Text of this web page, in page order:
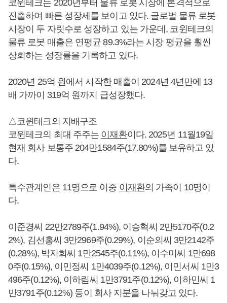
코윈테크는 2020년부터 물류 로봇 시장에 본격적으로
진출하여 빠른 성장세를 보이고 있다. 글로벌 물류 로봇
시장이 두 자릿수로 성장하고 있는 가운데, 코윈테크의
물류 로봇 매출은 연평균 89.3%라는 시장 평균을 훨씬
상회하는 성장률을 기록하고 있다.
2020년 25억 원에서 시작한 매출이 2024년 4년만에 13
배 가까이 319억 원까지 급성장했다.
△코윈테크의 지배구조
코윈테크의 최대 주주는 이재환이다. 2025년 11월19일
현재 회사 보통주 204만1584주(17.80%)를 보유하고 있
다.
특수관계인은 11명으로 이중 이재환의 가족이 10명이
다.
이준경씨 22만2789주(1.94%), 이승혁씨 2만5170주(0.2
2%), 김선홍씨 3만2969주(0.29%), 이순의씨 3만2142주
(0.28%), 박지희씨 1만2545주(0.11%), 이수미씨 1만698
0주(0.15%), 이민정씨 1만4039주(0.12%), 이민서씨 1만3
496주(0.12%), 이하림씨 1만3791주(0.12%), 이하민씨 1
만3791주(0.12%) 등이 회사 지분을 나눠갖고 있다.